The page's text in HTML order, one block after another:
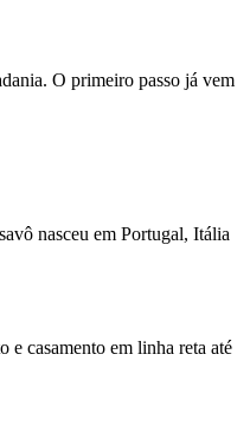
O primeiro passo já vem
nasceu em Portugal, Itália
e casamento em linha reta até